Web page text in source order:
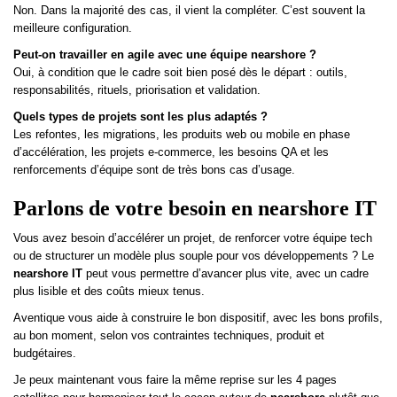
Non. Dans la majorité des cas, il vient la compléter. C’est souvent la
meilleure configuration.
Peut-on travailler en agile avec une équipe nearshore ?
Oui, à condition que le cadre soit bien posé dès le départ : outils,
responsabilités, rituels, priorisation et validation.
Quels types de projets sont les plus adaptés ?
Les refontes, les migrations, les produits web ou mobile en phase
d’accélération, les projets e-commerce, les besoins QA et les
renforcements d’équipe sont de très bons cas d’usage.
Parlons de votre besoin en nearshore IT
Vous avez besoin d’accélérer un projet, de renforcer votre équipe tech
ou de structurer un modèle plus souple pour vos développements ? Le
nearshore IT peut vous permettre d’avancer plus vite, avec un cadre
plus lisible et des coûts mieux tenus.
Aventique vous aide à construire le bon dispositif, avec les bons profils,
au bon moment, selon vos contraintes techniques, produit et
budgétaires.
Je peux maintenant vous faire la même reprise sur les 4 pages